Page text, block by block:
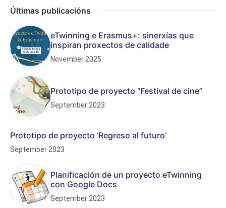
Últimas publicacións
eTwinning e Erasmus+: sinerxías que
inspiran proxectos de calidade
November 2025
Prototipo de proyecto “Festival de cine”
September 2023
Prototipo de proyecto ‘Regreso al futuro’
September 2023
Planificación de un proyecto eTwinning
con Google Docs
September 2023